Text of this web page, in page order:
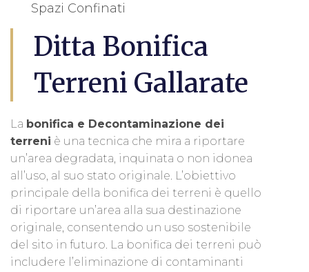
Spazi Confinati
Ditta Bonifica
Terreni Gallarate
La bonifica e Decontaminazione dei
terreni è una tecnica che mira a riportare
un’area degradata, inquinata o non idonea
all’uso, al suo stato originale. L’obiettivo
principale della bonifica dei terreni è quello
di riportare un’area alla sua destinazione
originale, consentendo un uso sostenibile
del sito in futuro. La bonifica dei terreni può
includere l’eliminazione di contaminanti